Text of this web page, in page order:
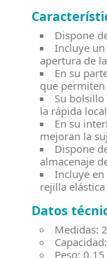
Dispone
Incluye
apertura de
En su
que
Su
la rápida
En su
mejoran la
Dispone
almacenaje
Incluye
rejilla
Datos
Medidas:
Peso: